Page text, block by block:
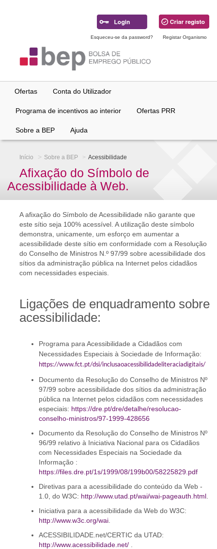
Esqueceu-se da password? Registar Organismo
Ofertas Conta do Utilizador
Programa de incentivos ao interior Ofertas PRR
Sobre a BEP Ajuda
Início Sobre a BEP Acessibilidade
Afixação do Símbolo de
Acessibilidade à Web.
A afixação do Símbolo de Acessibilidade não garante que
este sítio seja 100% acessível. A utilização deste símbolo
demonstra, unicamente, um esforço em aumentar a
acessibilidade deste sítio em conformidade com a Resolução
do Conselho de Ministros N.º 97/99 sobre acessibilidade dos
sítios da administração pública na Internet pelos cidadãos
com necessidades especiais.
Ligações de enquadramento sobre
acessibilidade:
Programa para Acessibilidade a Cidadãos com
Necessidades Especiais à Sociedade de Informação:
https://www.fct.pt/dsi/inclusaoacessibilidadeliteraciadigitais/
Documento da Resolução do Conselho de Ministros Nº
97/99 sobre acessibilidade dos sítios da administração
pública na Internet pelos cidadãos com necessidades
especiais: https://dre.pt/dre/detalhe/resolucao-
conselho-ministros/97-1999-428656
Documento da Resolução do Conselho de Ministros Nº
96/99 relativo à Iniciativa Nacional para os Cidadãos
com Necessidades Especiais na Sociedade da
Informação :
https://files.dre.pt/1s/1999/08/199b00/58225829.pdf
Diretivas para a acessibilidade do conteúdo da Web -
1.0, do W3C: http://www.utad.pt/wai/wai-pageauth.html
Iniciativa para a acessibilidade da Web do W3C:
http://www.w3c.org/wai
ACESSIBILIDADE.net/CERTIC da UTAD:
http://www.acessibilidade.net/